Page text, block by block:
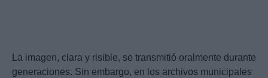
La imagen, clara y risible, se transmitió oralmente durante
generaciones. Sin embargo, en los archivos municipales